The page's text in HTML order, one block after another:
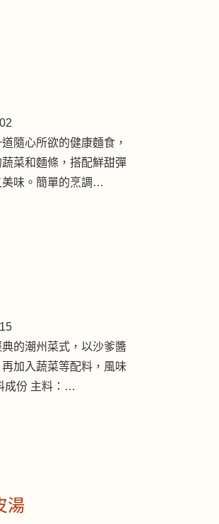
隨心所欲的健康麵食，
菜和麵條，搭配鮮甜彈
美味。簡單的烹調…
的潮州菜式，以沙爹醬
加入蔬菜等配料，風味
成份 主料：…
湯